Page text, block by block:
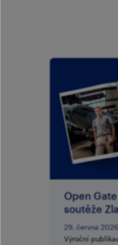
Open
soutěže
29. června 2026
Výroční